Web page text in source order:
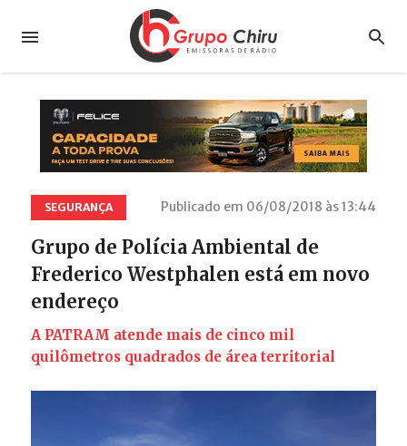
SEGURANÇA Publicado em 06/08/2018 às 13:44
Grupo de Polícia Ambiental de
Frederico Westphalen está em novo
endereço
A PATRAM atende mais de cinco mil
quilômetros quadrados de área territorial